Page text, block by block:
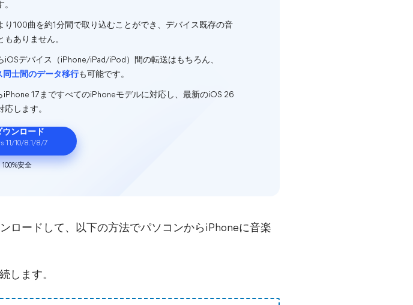
り100曲を約1分間で取り込むことができ、デバイス既存の音
もありません。
iOSデバイス（iPhone/iPad/iPod）間の転送はもちろん、
同士間のデータ移行も可能です。
iPhone 17まですべてのiPhoneモデルに対応し、最新のiOS 26
応します。
ウンロード
11/10/8.1/8/7
100%安全
ロードして、以下の方法でパソコンからiPhoneに音楽
します。